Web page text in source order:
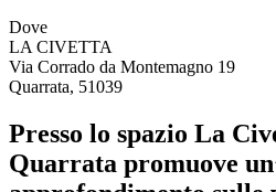
Dove
LA CIVETTA
Via Corrado da Montemagno 19
Quarrata, 51039
Presso lo spazio La
Quarrata promuove